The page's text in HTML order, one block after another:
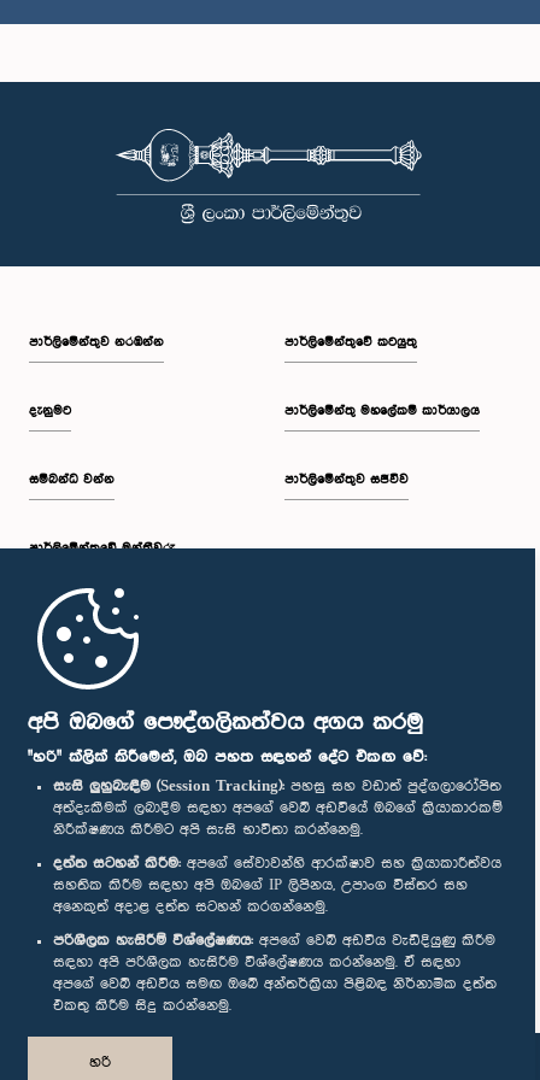
අපි ඔබගේ පෞද්ගලිකත්වය අගය කරමු
"හරි" ක්ලික් කිරීමෙන්, ඔබ පහත සඳහන් දේට එකඟ වේ:
සැසි ලුහුබැඳීම (Session Tracking): පහසු සහ වඩාත් පුද්ගලාරෝපිත
අත්දැකීමක් ලබාදීම සඳහා අපගේ වෙබ් අඩවියේ ඔබගේ ක්‍රියාකාරකම්
නිරීක්ෂණය කිරීමට අපි සැසි භාවිතා කරන්නෙමු.
දත්ත සටහන් කිරීම: අපගේ සේවාවන්හි ආරක්ෂාව සහ ක්‍රියාකාරීත්වය
සහතික කිරීම සඳහා අපි ඔබගේ IP ලිපිනය, උපාංග විස්තර සහ
අනෙකුත් අදාළ දත්ත සටහන් කරගන්නෙමු.
පරිශීලක හැසිරීම් විශ්ලේෂණය: අපගේ වෙබ් අඩවිය වැඩිදියුණු කිරීම
සඳහා අපි පරිශීලක හැසිරීම විශ්ලේෂණය කරන්නෙමු. ඒ සඳහා
අපගේ වෙබ් අඩවිය සමඟ ඔබේ අන්තර්ක්‍රියා පිළිබඳ නිර්නාමික දත්ත
එකතු කිරීම සිදු කරන්නෙමු.
හරි
ගරු නීතිඥ ප්‍රේම්නාත් සී. දොලවත්ත මහතා, පා.ම.
සාමාජික
පාර්ලි‌මේන්තුව නරඹන්න
දැනුමට
සම්බන්ධ වන්න
පාර්ලි‌මේන්තුවේ මන්ත්‍රීවරු
මුල් පිටුව
පාර්ලිමේන්තුවේ කටයුතු
පාර්ලිමේන්තු මහලේකම් කාර්යාලය
පාර්ලිමේන්තුව සජීවීව
පාර්ලිමේන්තු ජංගම යෙදුම
අප හා සම්බන්ධ වී සිටින්න :
සම්මාන
පෞද්ගලිකත්ව ප්‍රතිපත්තිය